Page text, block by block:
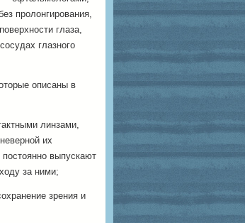
пролонгирования,
глаза,
глазного
описаны в
линзами,
их
выпускают
за ними;
зрения и